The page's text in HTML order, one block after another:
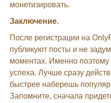
монетизировать.
Заключение.
После регистрации на
публикуют посты и не
моментах. Именно поэтому
успеха. Лучше сразу
быстрее наберешь
Запомните, сначала